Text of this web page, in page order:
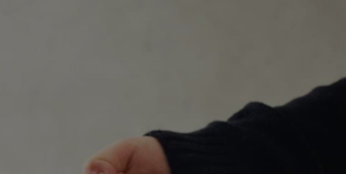
Loi Pinel